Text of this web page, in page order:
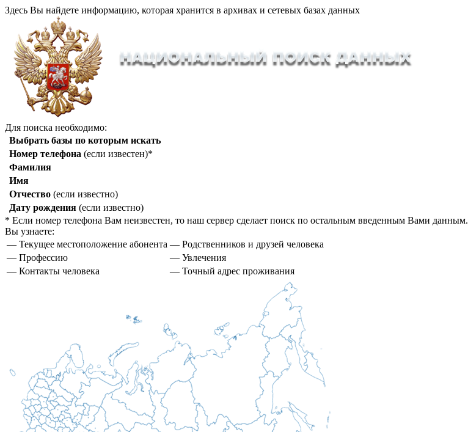
Здесь Вы найдете информацию, которая хранится в архивах и сетевых базах данных
Для поиска необходимо:
Выбрать базы по которым искать
Номер телефона (если известен)*
Фамилия
Имя
Отчество (если известно)
Дату рождения (если известно)
* Если номер телефона Вам неизвестен, то наш сервер сделает поиск по остальным введенным Вами данным.
Вы узнаете:
— Текущее местоположение абонента — Родственников и друзей человека
— Профессию
— Увлечения
— Контакты человека
— Точный адрес проживания